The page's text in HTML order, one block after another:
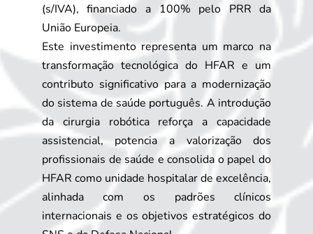
(s/IVA), financiado a 100% pelo PRR da
União Europeia.
Este investimento representa um marco na
transformação tecnológica do HFAR e um
contributo significativo para a modernização
do sistema de saúde português. A introdução
da cirurgia robótica reforça a capacidade
assistencial, potencia a valorização dos
profissionais de saúde e consolida o papel do
HFAR como unidade hospitalar de excelência,
alinhada com os padrões clínicos
internacionais e os objetivos estratégicos do